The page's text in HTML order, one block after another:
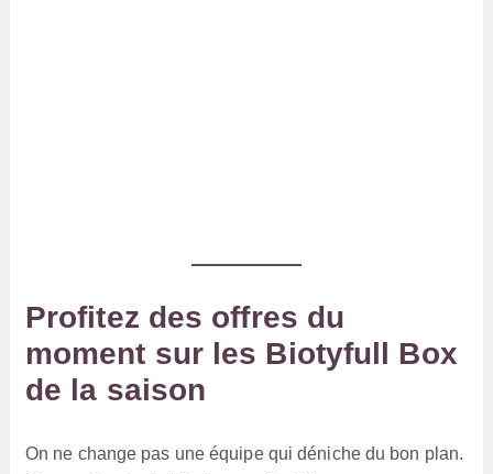
Profitez des offres du
moment sur les Biotyfull Box
de la saison
On ne change pas une équipe qui déniche du bon plan.